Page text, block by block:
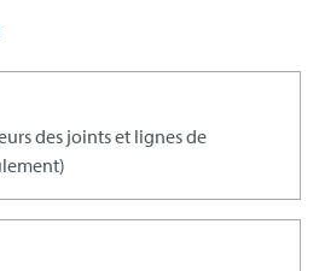
des joints et lignes de